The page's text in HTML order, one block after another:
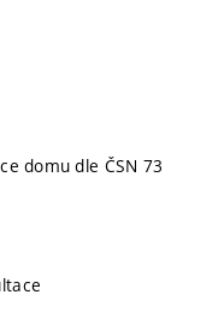
domu dle ČSN 73